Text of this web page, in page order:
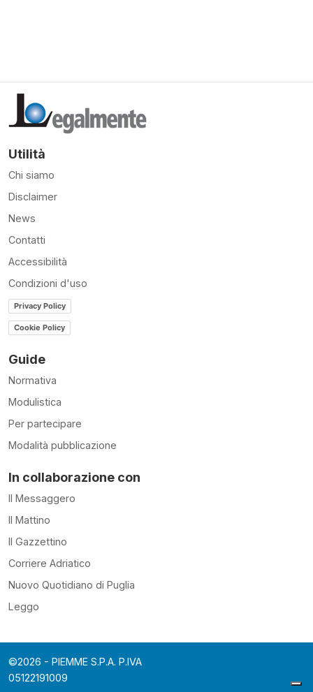
Utilità
Chi siamo
Disclaimer
News
Contatti
Accessibilità
Condizioni d'uso
Privacy Policy
Cookie Policy
Guide
Normativa
Modulistica
Per partecipare
Modalità pubblicazione
In collaborazione con
Il Messaggero
Il Mattino
Il Gazzettino
Corriere Adriatico
Nuovo Quotidiano di Puglia
Leggo
©2026 - PIEMME S.P.A. P.IVA
05122191009